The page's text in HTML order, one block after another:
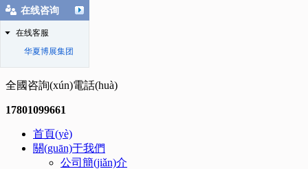
全國咨詢(xún)電話(huà)
17801099661
首頁(yè)
關(guān)于我們
公司簡(jiǎn)介
在线咨询
在线客服
华夏博展集团